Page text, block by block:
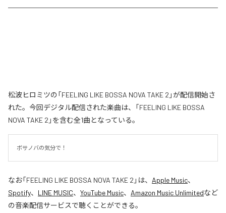
松波ヒロミツの「FEELING LIKE BOSSA NOVA TAKE 2」が配信開始さ
れた。今回デジタル配信された楽曲は、「FEELING LIKE BOSSA
NOVA TAKE 2」を含む全1曲となっている。
ボサノバの気分で！
なお「FEELING LIKE BOSSA NOVA TAKE 2 」は、 Apple Music、
Spotify、 LINE MUSIC、 YouTube Music、 Amazon Music Unlimitedなど
の音楽配信サービスで聴くことができる。